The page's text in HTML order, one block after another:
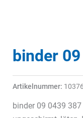
binder
Artikelnummer:
binder 09 0439